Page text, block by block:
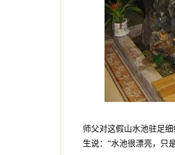
师父对这假山水池驻足
生说：“水池很漂亮，只